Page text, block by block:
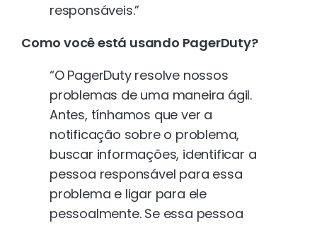
responsáveis.”
Como você está usando PagerDuty?
“O PagerDuty resolve nossos
problemas de uma maneira ágil.
Antes, tínhamos que ver a
notificação sobre o problema,
buscar informações, identificar a
pessoa responsável para essa
problema e ligar para ele
pessoalmente. Se essa pessoa